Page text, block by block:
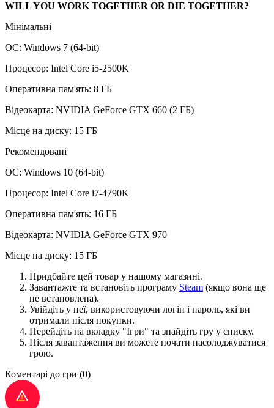
WILL YOU WORK TOGETHER OR DIE TOGETHER?
Мінімальні
ОС: Windows 7 (64-bit)
Процесор: Intel Core i5-2500K
Оперативна пам'ять: 8 ГБ
Відеокарта: NVIDIA GeForce GTX 660 (2 ГБ)
Місце на диску: 15 ГБ
Рекомендовані
ОС: Windows 10 (64-bit)
Процесор: Intel Core i7-4790K
Оперативна пам'ять: 16 ГБ
Відеокарта: NVIDIA GeForce GTX 970
Місце на диску: 15 ГБ
Придбайте цей товар у нашому магазині.
Завантажте та встановіть програму Steam (якщо вона ще
не встановлена).
Увійдіть у неї, використовуючи логін і пароль, які ви
отримали після покупки.
Перейдіть на вкладку "Ігри" та знайдіть гру у списку.
Після завантаження ви можете почати насолоджуватися
грою.
Коментарі до гри (0)